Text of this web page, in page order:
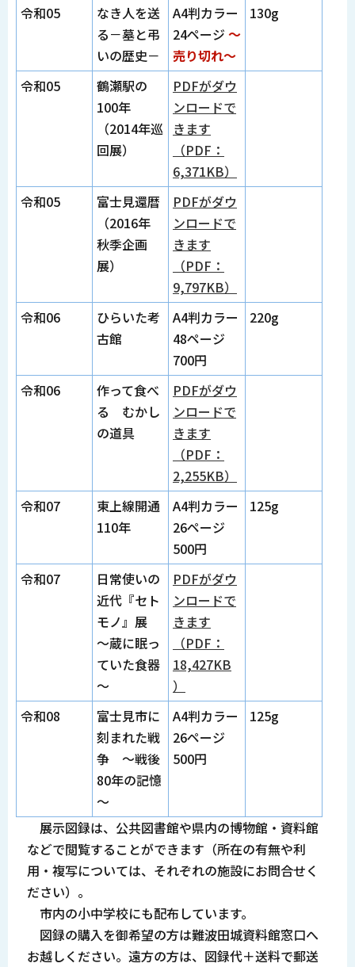
令和05
なき人を送
る－墓と弔
いの歴史－
A4判カラー
24ページ ～
売り切れ～
130g
令和05
鶴瀬駅の
100年
（2014年巡
回展）
PDFがダウ
ンロードで
きます
（PDF：
6,371KB）
令和05
富士見還暦
（2016年
秋季企画
展）
PDFがダウ
ンロードで
きます
（PDF：
9,797KB）
令和06
ひらいた考
古館
A4判カラー
48ページ
700円
220g
令和06
作って食べ
る むかし
の道具
PDFがダウ
ンロードで
きます
（PDF：
2,255KB）
令和07
東上線開通
110年
A4判カラー
26ページ
500円
125g
令和07
日常使いの
近代『セト
モノ』展
～蔵に眠っ
ていた食器
～
PDFがダウ
ンロードで
きます
（PDF：
18,427KB
）
令和08
富士見市に
刻まれた戦
争 ～戦後
80年の記憶
～
A4判カラー
26ページ
500円
125g
展示図録は、公共図書館や県内の博物館・資料館
などで閲覧することができます（所在の有無や利
用・複写については、それぞれの施設にお問合せく
ださい）。
市内の小中学校にも配布しています。
図録の購入を御希望の方は難波田城資料館窓口へ
お越しください。遠方の方は、図録代＋送料で郵送